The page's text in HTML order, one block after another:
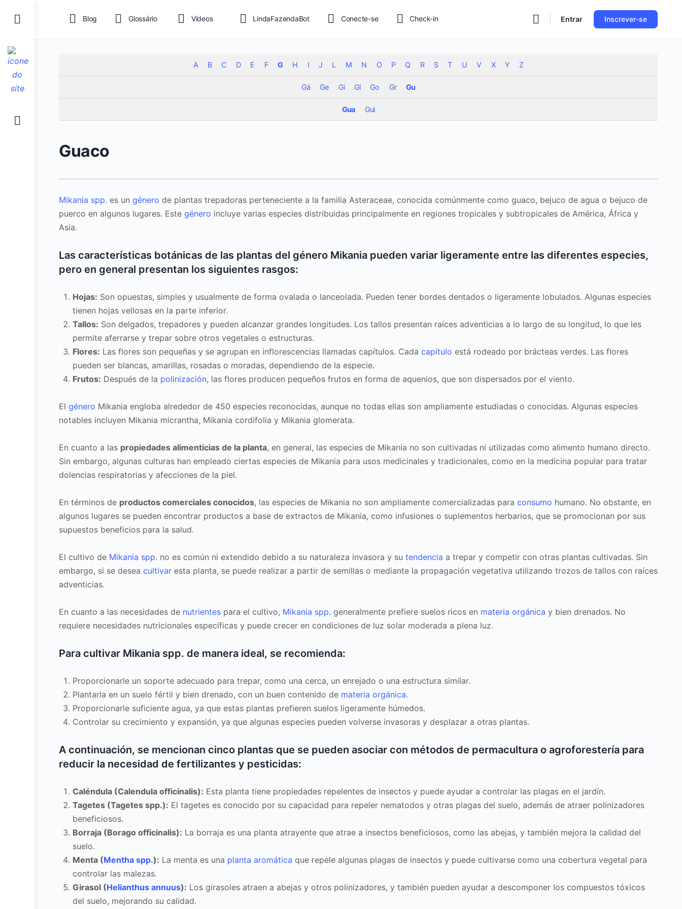
Blog Glossário Vídeos LindaFazendaBot Conecte-se Check-in Entrar Inscrever-se
A B C D E F G H I J L M N O P Q R S T U V X Y Z
Gá Ge Gi Gl Go Gr Gu
Gua Gui
Guaco
Mikania spp. es un género de plantas trepadoras perteneciente a la familia Asteraceae, conocida comúnmente como guaco, bejuco de agua o bejuco de
puerco en algunos lugares. Este género incluye varias especies distribuidas principalmente en regiones tropicales y subtropicales de América, África y
Asia.
Las características botánicas de las plantas del género Mikania pueden variar ligeramente entre las diferentes especies,
pero en general presentan los siguientes rasgos:
Hojas: Son opuestas, simples y usualmente de forma ovalada o lanceolada. Pueden tener bordes dentados o ligeramente lobulados. Algunas especies
tienen hojas vellosas en la parte inferior.
Tallos: Son delgados, trepadores y pueden alcanzar grandes longitudes. Los tallos presentan raíces adventicias a lo largo de su longitud, lo que les
permite aferrarse y trepar sobre otros vegetales o estructuras.
Flores: Las flores son pequeñas y se agrupan en inflorescencias llamadas capítulos. Cada capítulo está rodeado por brácteas verdes. Las flores
pueden ser blancas, amarillas, rosadas o moradas, dependiendo de la especie.
Frutos: Después de la polinización, las flores producen pequeños frutos en forma de aquenios, que son dispersados por el viento.
El género Mikania engloba alrededor de 450 especies reconocidas, aunque no todas ellas son ampliamente estudiadas o conocidas. Algunas especies
notables incluyen Mikania micrantha, Mikania cordifolia y Mikania glomerata.
En cuanto a las propiedades alimenticias de la planta, en general, las especies de Mikania no son cultivadas ni utilizadas como alimento humano directo.
Sin embargo, algunas culturas han empleado ciertas especies de Mikania para usos medicinales y tradicionales, como en la medicina popular para tratar
dolencias respiratorias y afecciones de la piel.
En términos de productos comerciales conocidos, las especies de Mikania no son ampliamente comercializadas para consumo humano. No obstante, en
algunos lugares se pueden encontrar productos a base de extractos de Mikania, como infusiones o suplementos herbarios, que se promocionan por sus
supuestos beneficios para la salud.
El cultivo de Mikania spp. no es común ni extendido debido a su naturaleza invasora y su tendencia a trepar y competir con otras plantas cultivadas. Sin
embargo, si se desea cultivar esta planta, se puede realizar a partir de semillas o mediante la propagación vegetativa utilizando trozos de tallos con raíces
adventicias.
En cuanto a las necesidades de nutrientes para el cultivo, Mikania spp. generalmente prefiere suelos ricos en materia orgánica y bien drenados. No
requiere necesidades nutricionales específicas y puede crecer en condiciones de luz solar moderada a plena luz.
Para cultivar Mikania spp. de manera ideal, se recomienda:
Proporcionarle un soporte adecuado para trepar, como una cerca, un enrejado o una estructura similar.
Plantarla en un suelo fértil y bien drenado, con un buen contenido de materia orgánica.
Proporcionarle suficiente agua, ya que estas plantas prefieren suelos ligeramente húmedos.
Controlar su crecimiento y expansión, ya que algunas especies pueden volverse invasoras y desplazar a otras plantas.
A continuación, se mencionan cinco plantas que se pueden asociar con métodos de permacultura o agroforestería para
reducir la necesidad de fertilizantes y pesticidas:
Caléndula (Calendula officinalis): Esta planta tiene propiedades repelentes de insectos y puede ayudar a controlar las plagas en el jardín.
Tagetes (Tagetes spp.): El tagetes es conocido por su capacidad para repeler nematodos y otras plagas del suelo, además de atraer polinizadores
beneficiosos.
Borraja (Borago officinalis): La borraja es una planta atrayente que atrae a insectos beneficiosos, como las abejas, y también mejora la calidad del
suelo.
Menta (Mentha spp.): La menta es una planta aromática que repele algunas plagas de insectos y puede cultivarse como una cobertura vegetal para
controlar las malezas.
Girasol (Helianthus annuus): Los girasoles atraen a abejas y otros polinizadores, y también pueden ayudar a descomponer los compuestos tóxicos
del suelo, mejorando su calidad.